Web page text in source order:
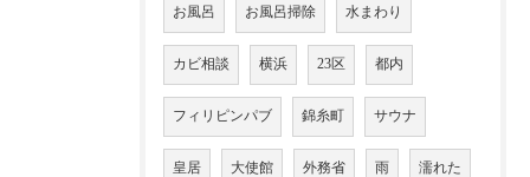
お風呂 お風呂掃除 水まわり
カビ相談 横浜 23区 都内
フィリピンパブ 錦糸町 サウナ
皇居 大使館 外務省 雨 濡れた